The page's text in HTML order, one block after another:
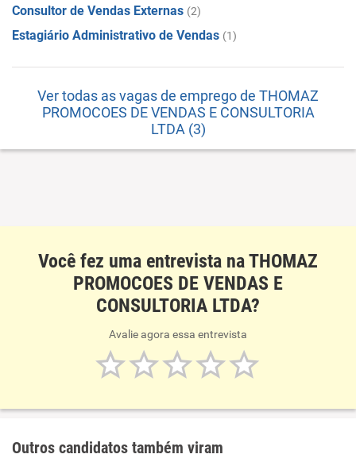
Consultor de Vendas Externas (2)
Estagiário Administrativo de Vendas (1)
Ver todas as vagas de emprego de THOMAZ
PROMOCOES DE VENDAS E CONSULTORIA
LTDA (3)
Você fez uma entrevista na THOMAZ
PROMOCOES DE VENDAS E
CONSULTORIA LTDA?
Avalie agora essa entrevista
Outros candidatos também viram